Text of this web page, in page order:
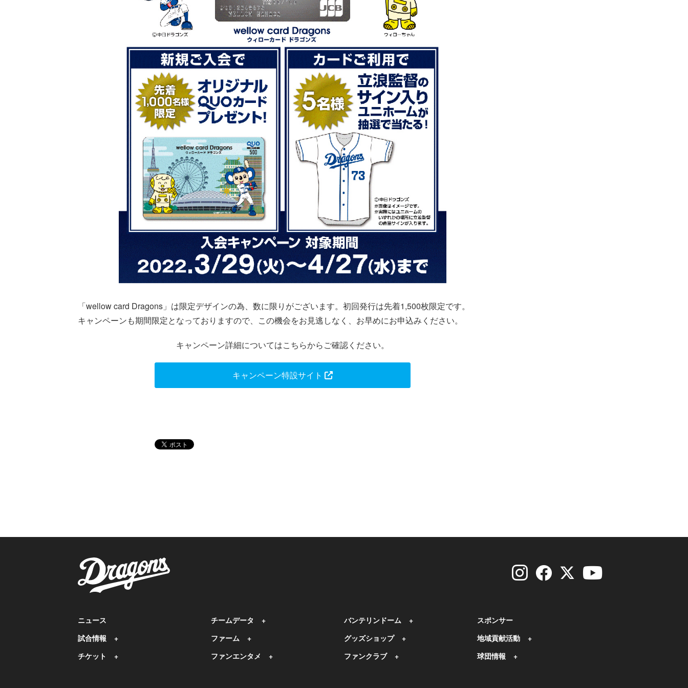
「wellow card Dragons」は限定デザインの為、数に限りがございます。初回発行は先着1,500枚限定です。
キャンペーンも期間限定となっておりますので、この機会をお見逃しなく、お早めにお申込みください。
キャンペーン詳細についてはこちらからご確認ください。
キャンペーン特設サイト
ニュース
試合情報
チケット
チームデータ
ファーム
ファンエンタメ
バンテリンドーム
グッズショップ
ファンクラブ
スポンサー
地域貢献活動
球団情報